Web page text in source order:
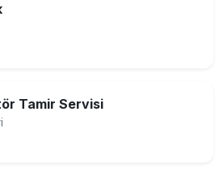
Tamir Servisi